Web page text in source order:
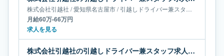
株式会社引越社 /愛知県名古屋市/引越しドライバー兼スタッフ
月給60万-66万円
求人を見る
株式会社引越社の引越しドライバー兼スタッフ求人｜三重県四日市｜月給60万-66万円